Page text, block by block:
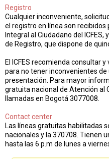
Registro
Cualquier inconveniente,
el registro en línea son
Integral al Ciudadano del
de Registro, que dispone de
El ICFES recomienda consultar
para no tener inconvenientes de
presentación. Para mayor
gratuita nacional de Atención al
llamadas en Bogotá 3077008.
Contact center
Las líneas gratuitas habilitadas
nacionales y la 370708. Tienen
hasta las 6 p.m de lunes a